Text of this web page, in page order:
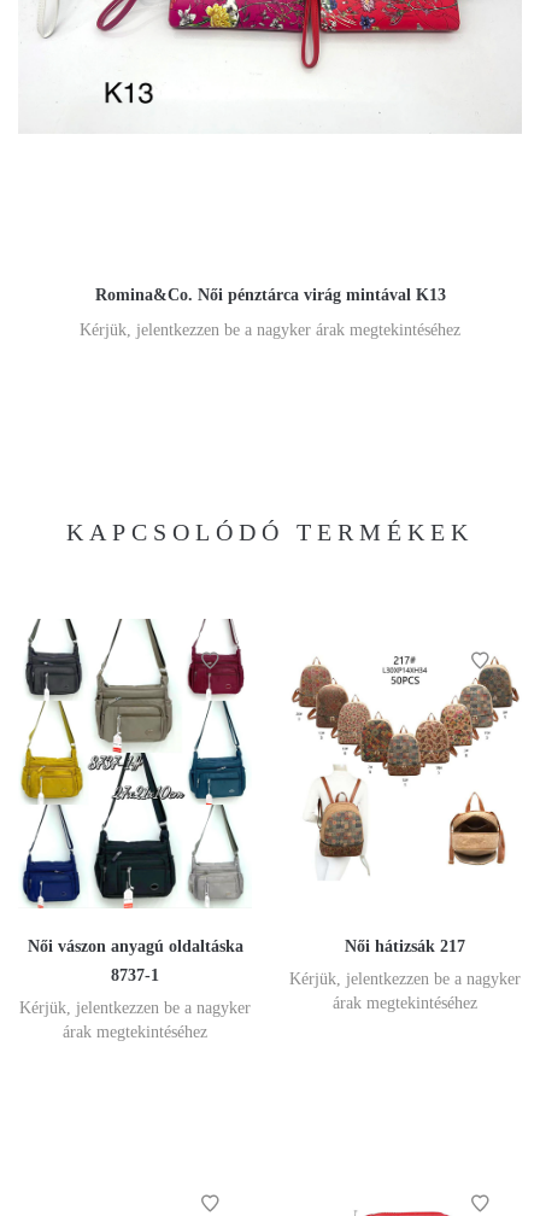
Romina&Co. Női pénztárca virág mintával K13
Kérjük, jelentkezzen be a nagyker árak megtekintéséhez
KAPCSOLÓDÓ TERMÉKEK
Női vászon anyagú oldaltáska
8737-1
Kérjük, jelentkezzen be a nagyker
árak megtekintéséhez
Női hátizsák 217
Kérjük, jelentkezzen be a nagyker
árak megtekintéséhez